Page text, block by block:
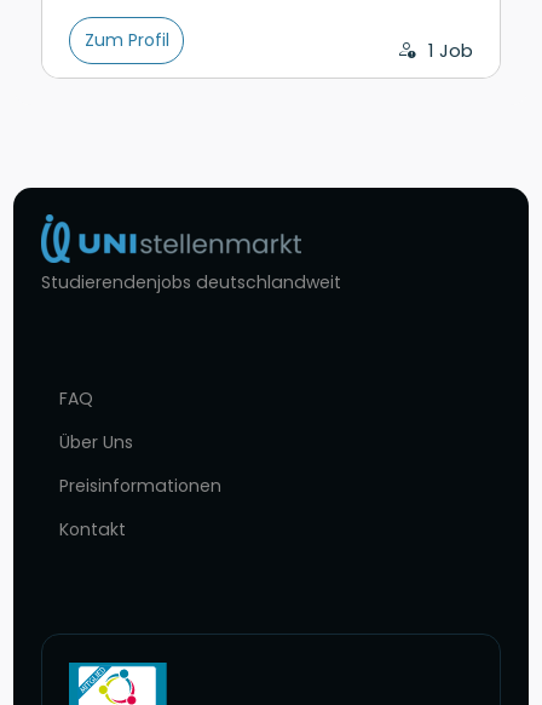
Zum Profil 1 Job
Studierendenjobs deutschlandweit
FAQ
Über Uns
Preisinformationen
Kontakt